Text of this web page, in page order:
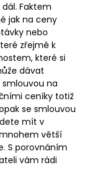
Faktem
jak na ceny
nebo
zřejmě k
které si
dávat
na
ceníky totiž
se smlouvou
mít v
větší
S porovnáním
vám rádi